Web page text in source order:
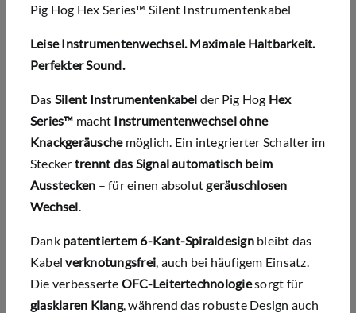
Pig Hog Hex Series™ Silent Instrumentenkabel
Leise Instrumentenwechsel. Maximale Haltbarkeit.
Perfekter Sound.
Das Silent Instrumentenkabel der Pig Hog Hex
Series™ macht Instrumentenwechsel ohne
Knackgeräuschemöglich. Ein integrierter Schalter im
Stecker trennt das Signal automatisch beim
Ausstecken – für einen absolutgeräuschlosen
Wechsel.
Dank patentiertem 6-Kant-Spiraldesignbleibt das
Kabelverknotungsfrei, auch bei häufigem Einsatz.
Die verbesserte OFC-Leitertechnologiesorgt für
glasklaren Klang, während das robuste Design auch